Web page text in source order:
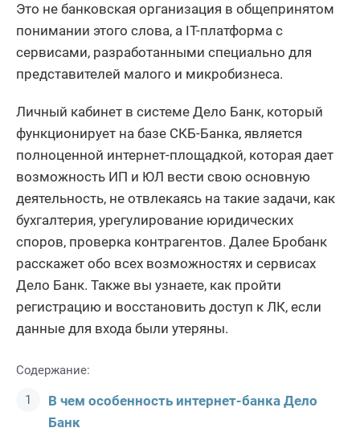
Это не банковская организация в общепринятом
понимании этого слова, а IT-платформа с
сервисами, разработанными специально для
представителей малого и микробизнеса.
Личный кабинет в системе Дело Банк, который
функционирует на базе СКБ-Банка, является
полноценной интернет-площадкой, которая дает
возможность ИП и ЮЛ вести свою основную
деятельность, не отвлекаясь на такие задачи, как
бухгалтерия, урегулирование юридических
споров, проверка контрагентов. Далее Бробанк
расскажет обо всех возможностях и сервисах
Дело Банк. Также вы узнаете, как пройти
регистрацию и восстановить доступ к ЛК, если
данные для входа были утеряны.
Содержание:
В чем особенность интернет-банка Дело
Банк